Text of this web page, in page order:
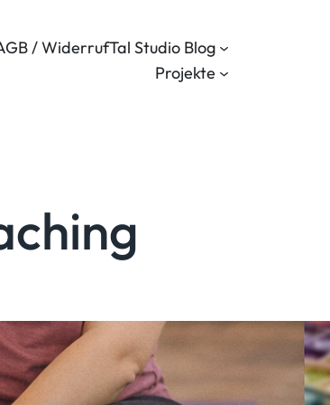
/ WiderrufTal Studio Blog
Projekte